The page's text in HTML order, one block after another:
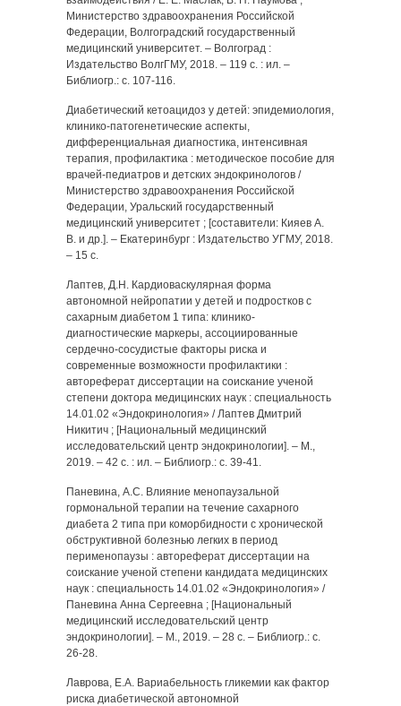
Министерство здравоохранения Российской
Федерации, Волгоградский государственный
медицинский университет. – Волгоград :
Издательство ВолгГМУ, 2018. – 119 с. : ил. –
Библиогр.: с. 107-116.
Диабетический кетоацидоз у детей: эпидемиология,
клинико-патогенетические аспекты,
дифференциальная диагностика, интенсивная
терапия, профилактика : методическое пособие для
врачей-педиатров и детских эндокринологов /
Министерство здравоохранения Российской
Федерации, Уральский государственный
медицинский университет ; [составители: Кияев А.
В. и др.]. – Екатеринбург : Издательство УГМУ, 2018.
– 15 с.
Лаптев, Д.Н. Кардиоваскулярная форма
автономной нейропатии у детей и подростков с
сахарным диабетом 1 типа: клинико-
диагностические маркеры, ассоциированные
сердечно-сосудистые факторы риска и
современные возможности профилактики :
автореферат диссертации на соискание ученой
степени доктора медицинских наук : специальность
14.01.02 «Эндокринология» / Лаптев Дмитрий
Никитич ; [Национальный медицинский
исследовательский центр эндокринологии]. – М.,
2019. – 42 с. : ил. – Библиогр.: с. 39-41.
Паневина, А.С. Влияние менопаузальной
гормональной терапии на течение сахарного
диабета 2 типа при коморбидности с хронической
обструктивной болезнью легких в период
перименопаузы : автореферат диссертации на
соискание ученой степени кандидата медицинских
наук : специальность 14.01.02 «Эндокринология» /
Паневина Анна Сергеевна ; [Национальный
медицинский исследовательский центр
эндокринологии]. – М., 2019. – 28 с. – Библиогр.: с.
26-28.
Лаврова, Е.А. Вариабельность гликемии как фактор
риска диабетической автономной